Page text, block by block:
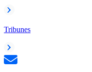
Tribunes